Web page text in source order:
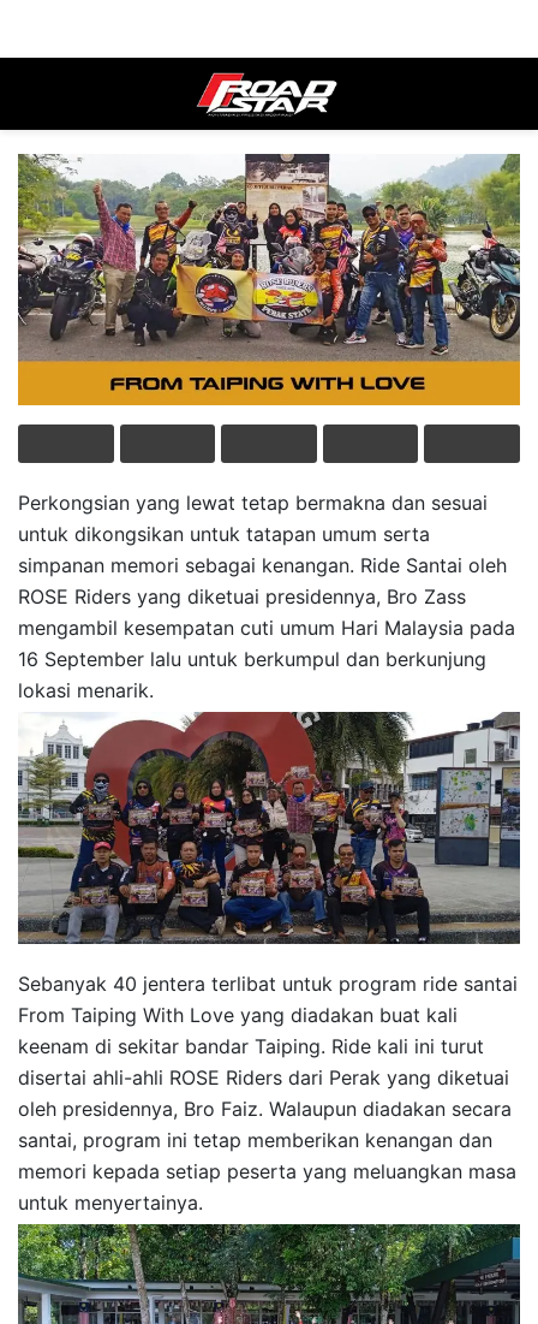
Perkongsian yang lewat tetap bermakna dan sesuai
untuk dikongsikan untuk tatapan umum serta
simpanan memori sebagai kenangan. Ride Santai oleh
ROSE Riders yang diketuai presidennya, Bro Zass
mengambil kesempatan cuti umum Hari Malaysia pada
16 September lalu untuk berkumpul dan berkunjung
lokasi menarik.
Sebanyak 40 jentera terlibat untuk program ride santai
From Taiping With Love yang diadakan buat kali
keenam di sekitar bandar Taiping. Ride kali ini turut
disertai ahli-ahli ROSE Riders dari Perak yang diketuai
oleh presidennya, Bro Faiz. Walaupun diadakan secara
santai, program ini tetap memberikan kenangan dan
memori kepada setiap peserta yang meluangkan masa
untuk menyertainya.